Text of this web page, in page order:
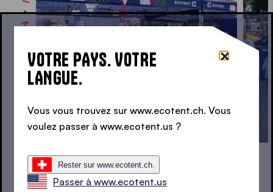
UTILISATION FLEXIBLE
VOTRE PAYS. VOTRE
LANGUE.
Vous vous trouvez sur www.ecotent.ch. Vous
voulez passer à www.ecotent.us ?
Rester sur www.ecotent.ch.
Passer à www.ecotent.us